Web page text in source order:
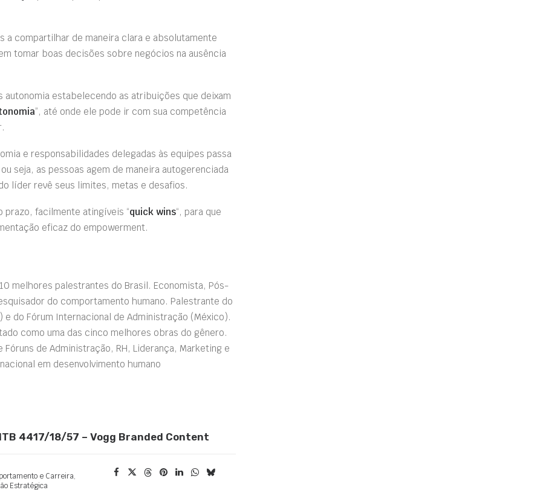
a compartilhar de maneira clara e absolutamente
tomar boas decisões sobre negócios na ausência
autonomia estabelecendo as atribuições que deixam
”, até onde ele pode ir com sua competência
e responsabilidades delegadas às equipes passa
seja, as pessoas agem de maneira autogerenciada
líder revê seus limites, metas e desafios.
facilmente atingíveis “quick wins“, para que
eficaz do empowerment.
melhores palestrantes do Brasil. Economista, Pós-
do comportamento humano. Palestrante do
e do Fórum Internacional de Administração (México).
como uma das cinco melhores obras do gênero.
de Administração, RH, Liderança, Marketing e
em desenvolvimento humano
4417/18/57 – Vogg Branded Content
e Carreira,
Estratégica